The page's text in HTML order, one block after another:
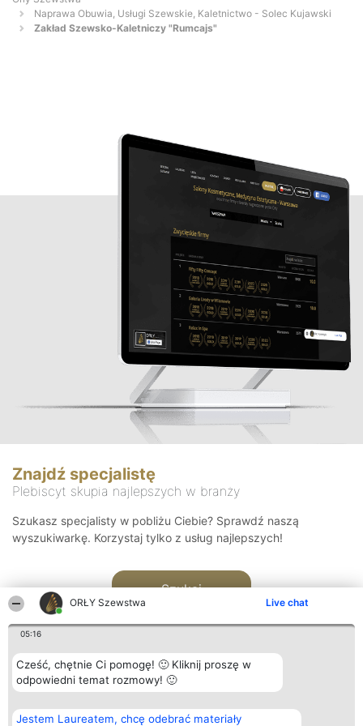
ORŁY Szewstwa Live chat
05:16
Cześć, chętnie Ci pomogę! 🙂 Kliknij proszę w
odpowiedni temat rozmowy! 🙂
Jestem Laureatem, chcę odebrać materiały
Naprawa Obuwia, Usługi Szewskie, Kaletnictwo - Solec Kujawski
Zakład Szewsko-Kaletniczy "Rumcajs"
Znajdź specjalistę
Plebiscyt skupia najlepszych w branży
Szukasz specjalisty w pobliżu Ciebie? Sprawdź naszą
wyszukiwarkę. Korzystaj tylko z usług najlepszych!
Szukaj
Organizator plebiscytu
Bright Side Solutions sp. z o.
Plebiscyt
Laureaci
Kontakt
Kontakt